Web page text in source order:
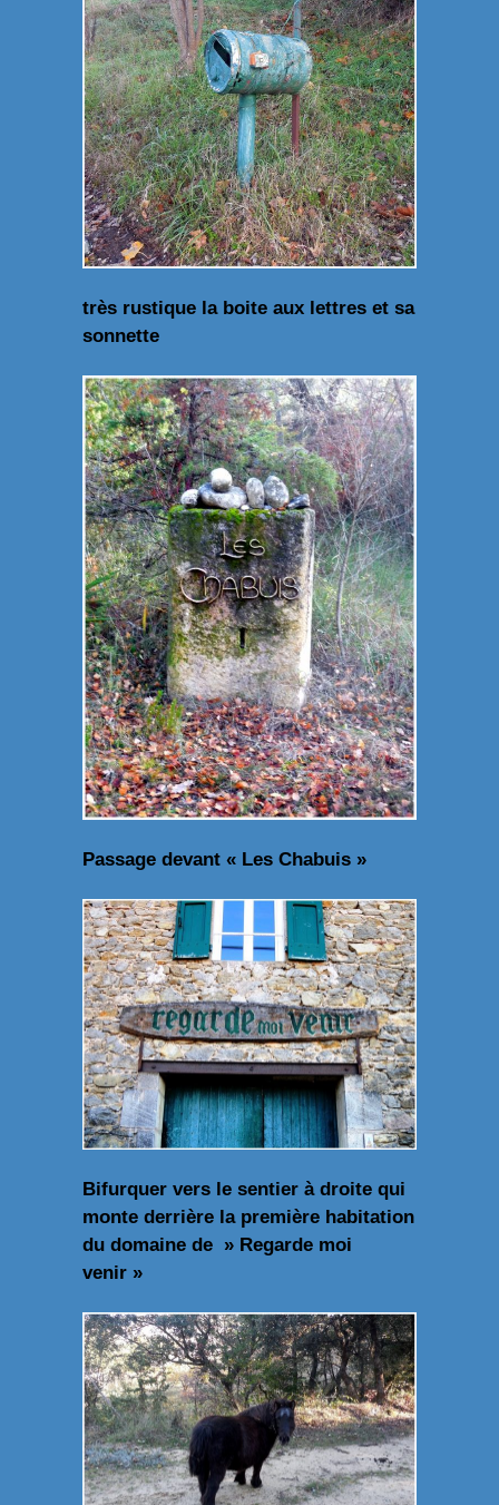
très rustique la boite aux lettres et sa
sonnette
Passage devant « Les Chabuis »
Bifurquer vers le sentier à droite qui
monte derrière la première habitation
du domaine de » Regarde moi
venir »